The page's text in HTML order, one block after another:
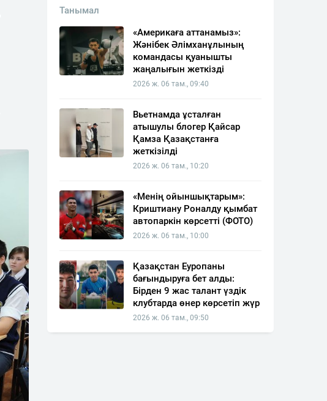
Танымал
«Америкаға аттанамыз»:
Жәнібек Әлімханұлының
командасы қуанышты
жаңалығын жеткізді
2026 ж. 06 там., 09:40
Вьетнамда ұсталған
атышулы блогер Қайсар
Қамза Қазақстанға
жеткізілді
2026 ж. 06 там., 10:20
«Менің ойыншықтарым»:
Криштиану Роналду қымбат
автопаркін көрсетті (ФОТО)
2026 ж. 06 там., 10:00
Қазақстан Еуропаны
бағындыруға бет алды:
Бірден 9 жас талант үздік
клубтарда өнер көрсетіп жүр
2026 ж. 06 там., 09:50